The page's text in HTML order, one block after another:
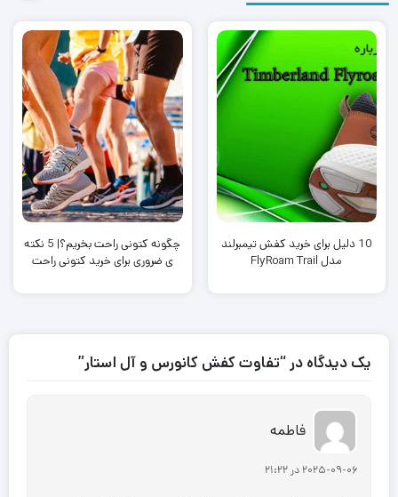
10 دلیل برای خرید کفش تیمبرلند
مدل FlyRoam Trail
چگونه کتونی راحت بخریم؟| 5 نکته
ی ضروری برای خرید کتونی راحت
یک دیدگاه در “تفاوت کفش کانورس و آل استار”
فاطمه
2025-09-06 در 21:22